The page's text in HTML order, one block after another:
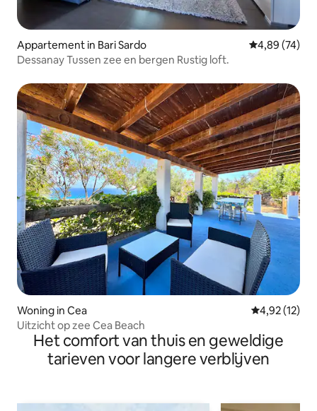
Appartement in Bari Sardo Gemiddelde
4,89 (74)
Dessanay Tussen zee en bergen Rustig loft.
Woning in Cea Gemiddelde
4,92 (12)
Uitzicht op zee Cea Beach
Het comfort van thuis en geweldige
tarieven voor langere verblijven